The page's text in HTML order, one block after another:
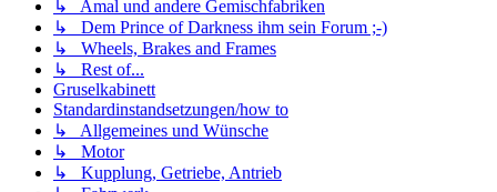
↳ Amal und andere Gemischfabriken
↳ Dem Prince of Darkness ihm sein Forum ;-)
↳ Wheels, Brakes and Frames
↳ Rest of...
Gruselkabinett
Standardinstandsetzungen/how to
↳ Allgemeines und Wünsche
↳ Motor
↳ Kupplung, Getriebe, Antrieb